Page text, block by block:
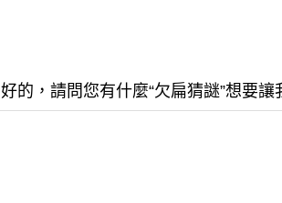
好的，請問您有什麼“欠扁猜謎”想要讓